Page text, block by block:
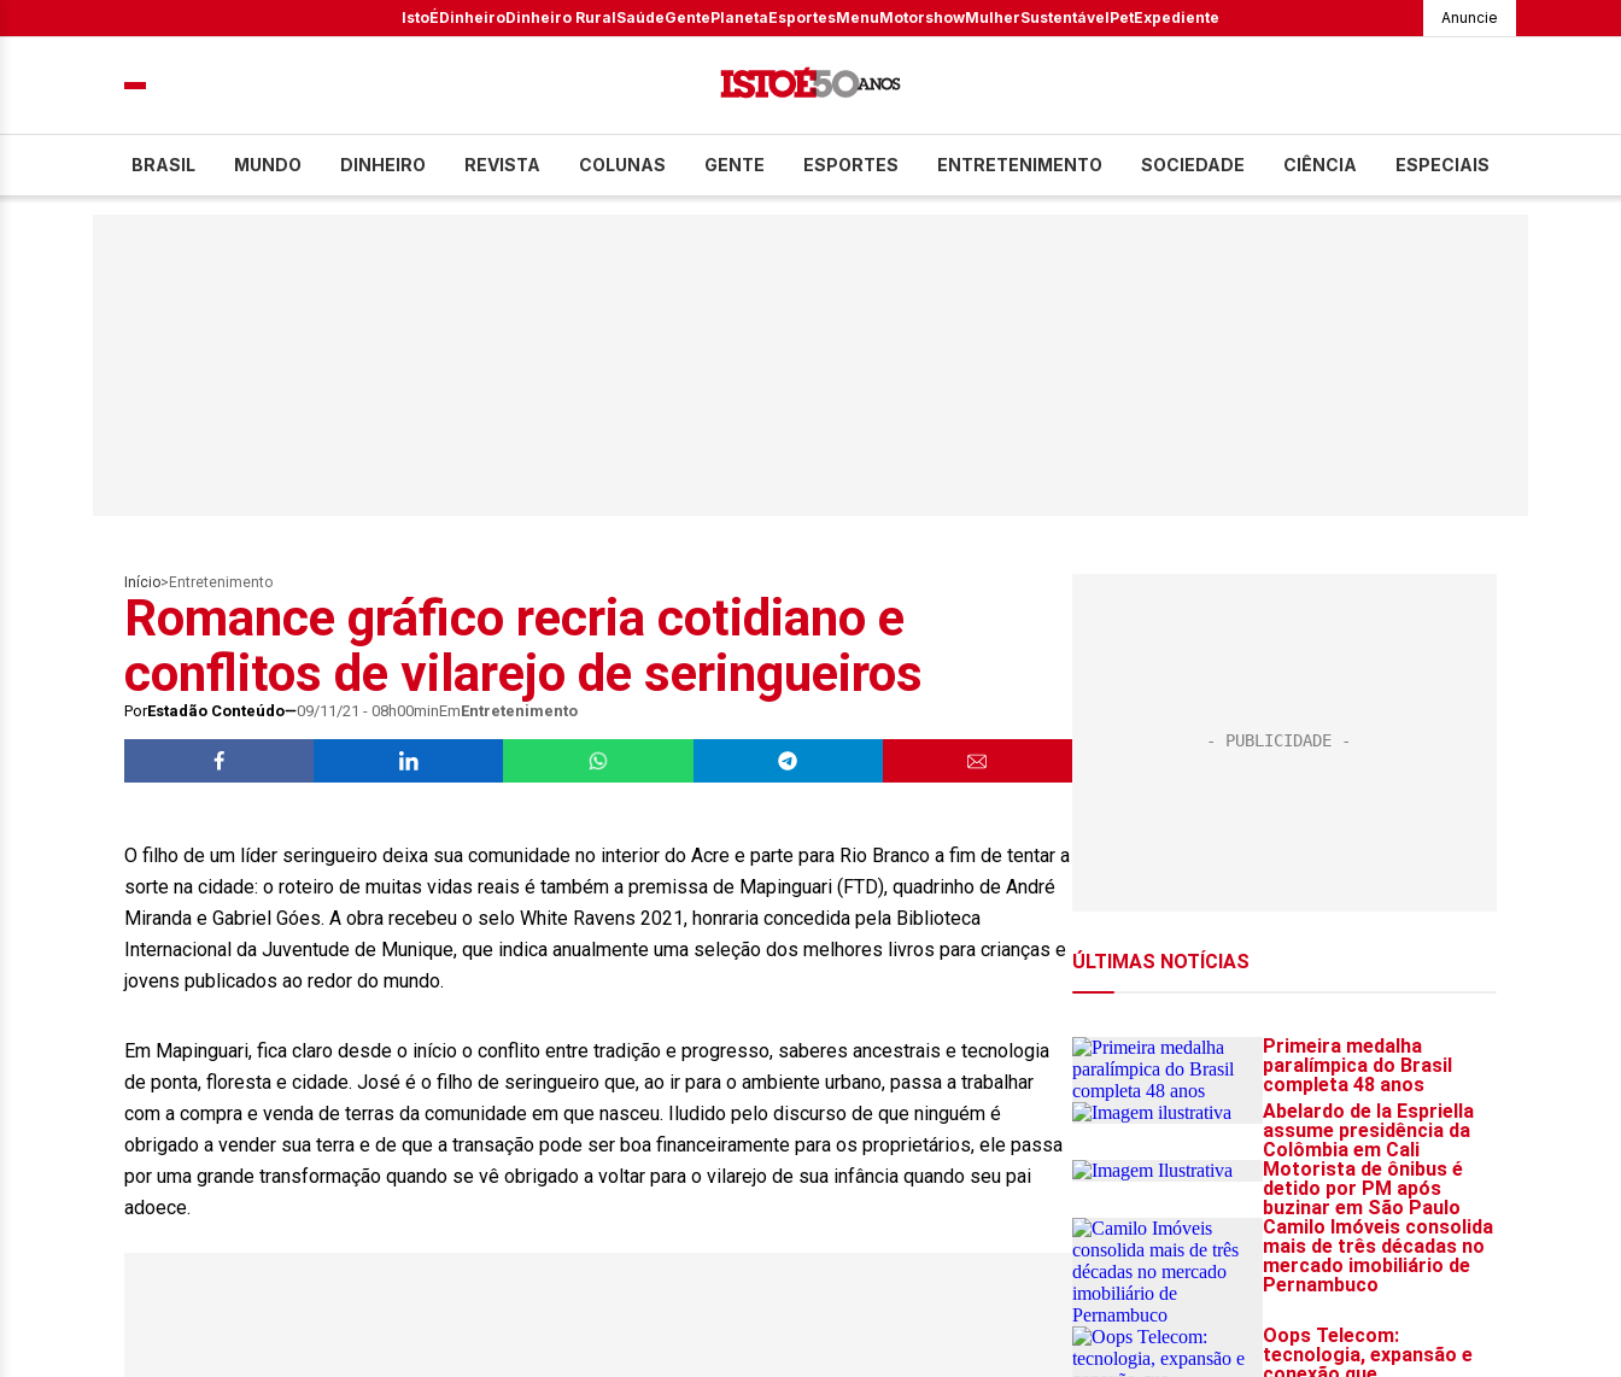
IstoÉDinheiroDinheiro RuralSaúdeGentePlanetaEsportesMenuMotorshowMulherSustentávelPetExpediente Anuncie
BRASIL MUNDO DINHEIRO REVISTA COLUNAS GENTE ESPORTES ENTRETENIMENTO SOCIEDADE CIÊNCIA ESPECIAIS
Início> Entretenimento
Romance gráfico recria cotidiano e
conflitos de vilarejo de seringueiros
PorEstadão Conteúdo 09/11/21 - 08h00minEmEntretenimento
O filho de um líder seringueiro deixa sua comunidade no interior do Acre e parte para Rio Branco a fim de tentar a
sorte na cidade: o roteiro de muitas vidas reais é também a premissa de Mapinguari (FTD), quadrinho de André
Miranda e Gabriel Góes. A obra recebeu o selo White Ravens 2021, honraria concedida pela Biblioteca
Internacional da Juventude de Munique, que indica anualmente uma seleção dos melhores livros para crianças e
jovens publicados ao redor do mundo.
Em Mapinguari, fica claro desde o início o conflito entre tradição e progresso, saberes ancestrais e tecnologia
de ponta, floresta e cidade. José é o filho de seringueiro que, ao ir para o ambiente urbano, passa a trabalhar
com a compra e venda de terras da comunidade em que nasceu. Iludido pelo discurso de que ninguém é
obrigado a vender sua terra e de que a transação pode ser boa financeiramente para os proprietários, ele passa
por uma grande transformação quando se vê obrigado a voltar para o vilarejo de sua infância quando seu pai
adoece.